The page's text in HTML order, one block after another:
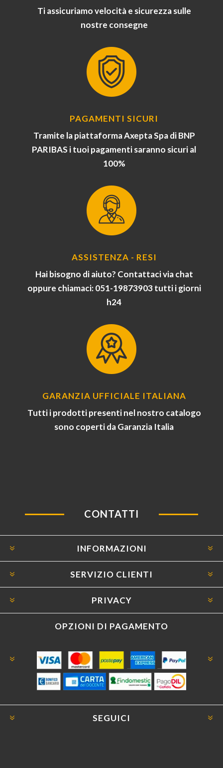
Ti assicuriamo velocità e sicurezza sulle
nostre consegne
PAGAMENTI SICURI
Tramite la piattaforma Axepta Spa di BNP
PARIBAS i tuoi pagamenti saranno sicuri al
100%
ASSISTENZA - RESI
Hai bisogno di aiuto? Contattaci via chat
oppure chiamaci: 051-19873903 tutti i giorni
h24
GARANZIA UFFICIALE ITALIANA
Tutti i prodotti presenti nel nostro catalogo
sono coperti da Garanzia Italia
CONTATTI
INFORMAZIONI
SERVIZIO CLIENTI
PRIVACY
OPZIONI DI PAGAMENTO
SEGUICI